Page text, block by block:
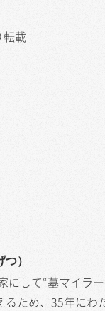
載
）
して“墓マイラー
ため、35年に